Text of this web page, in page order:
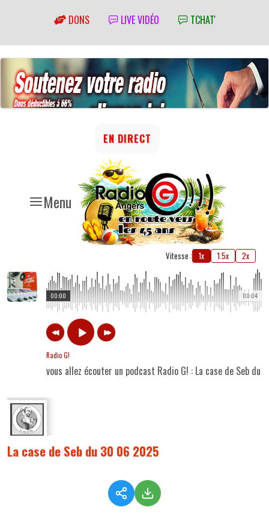
DONS LIVE VIDÉO TCHAT'
Menu
EN DIRECT
Vitesse : 1x 1.5x 2x
00:04
00:00
Radio G!
vous allez écouter un podcast Radio G! : La case de Seb du
La case de Seb du 30 06 2025